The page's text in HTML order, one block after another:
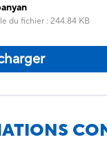
du fichier: 244.84 KB